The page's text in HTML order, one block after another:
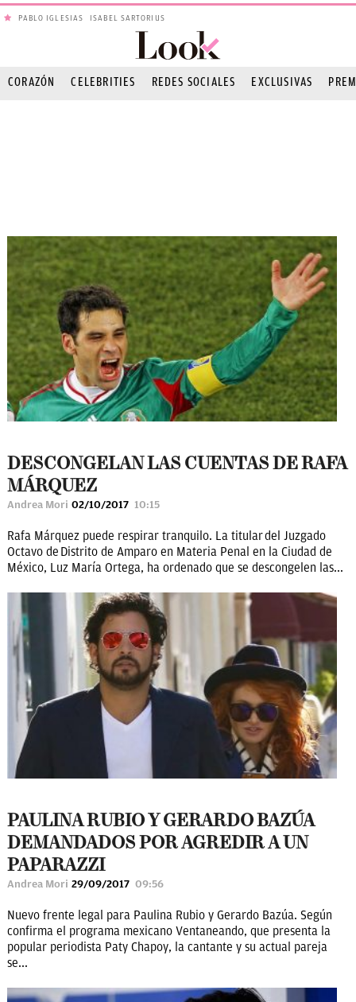
PABLO IGLESIAS ISABEL SARTORIUS
CORAZÓN CELEBRITIES REDES SOCIALES EXCLUSIVAS
DESCONGELAN LAS CUENTAS DE RAFA
MÁRQUEZ
Andrea Mori 02/10/2017 10:15
Rafa Márquez puede respirar tranquilo. La titular del Juzgado
Octavo de Distrito de Amparo en Materia Penal en la Ciudad de
México, Luz María Ortega, ha ordenado que se descongelen las...
PAULINA RUBIO Y GERARDO BAZÚA
DEMANDADOS POR AGREDIR A UN
PAPARAZZI
Andrea Mori 29/09/2017 09:56
Nuevo frente legal para Paulina Rubio y Gerardo Bazúa. Según
confirma el programa mexicano Ventaneando, que presenta la
popular periodista Paty Chapoy, la cantante y su actual pareja
se...